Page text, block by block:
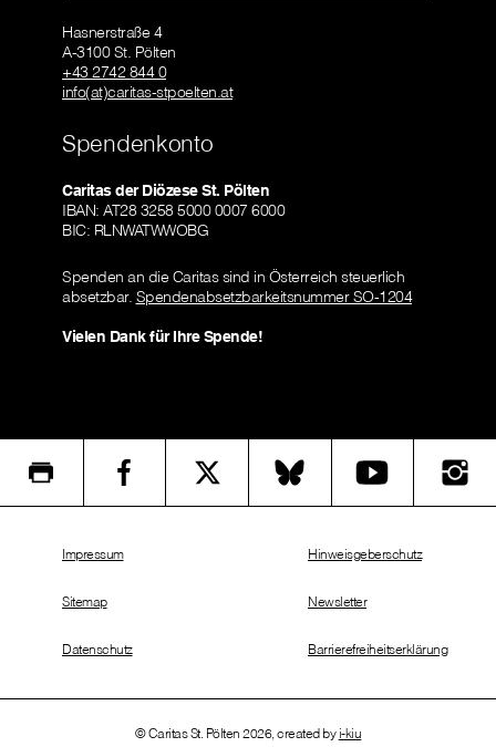
Hasnerstraße 4
A-3100 St. Pölten
+43 2742 844 0
info(at)caritas-stpoelten.at
Spendenkonto
Caritas der Diözese St. Pölten
IBAN: AT28 3258 5000 0007 6000
BIC: RLNWATWWOBG
Spenden an die Caritas sind in Österreich steuerlich
absetzbar. Spendenabsetzbarkeitsnummer SO-1204
Vielen Dank für Ihre Spende!
© Caritas St. Pölten 2026, created by i-kiu
Impressum
Sitemap
Datenschutz
Hinweisgeberschutz
Newsletter
Barrierefreiheitserklärung